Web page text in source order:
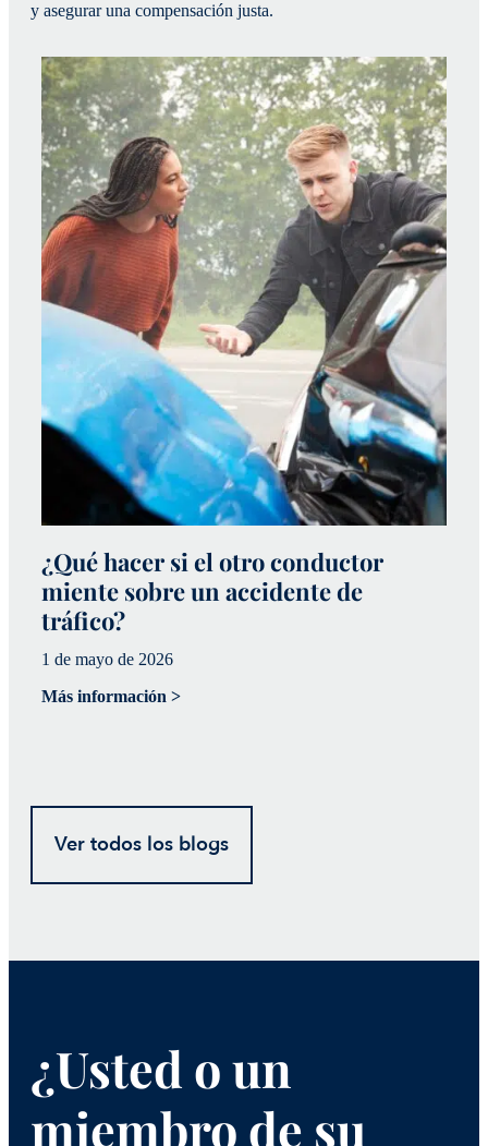
¿Qué hacer si el otro conductor
miente sobre un accidente de
tráfico?
1 de mayo de 2026
Más información >
Ver todos los blogs
y asegurar una compensación justa.
¿Usted o un
miembro de su